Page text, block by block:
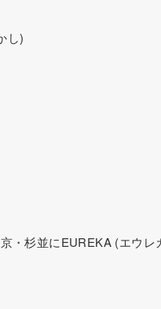
し)
・杉並にEUREKA (エウレ